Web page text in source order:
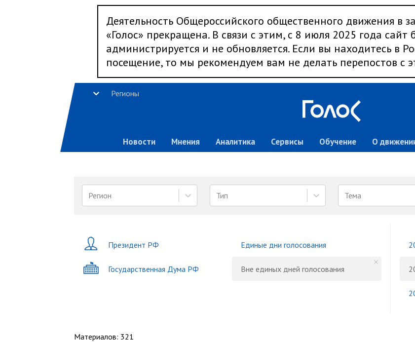
Деятельность Общероссийского общественного движения в
«Голос» прекращена. В связи с этим, с 8 июля 2025 года сайт
администрируется и не обновляется. Если вы находитесь в
посещение, то мы рекомендуем вам не делать перепостов с
Регионы
Новости Мнения Аналитика Сервисы Обучение О
Регион Тип Тема
Президент РФ
Государственная Дума РФ
Единые дни голосования
Вне единых дней голосования
Материалов: 321